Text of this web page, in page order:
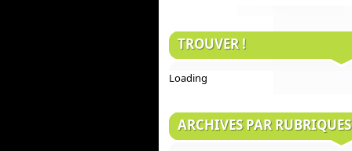
TROUVER !
Loading
ARCHIVES PAR RUBRIQUES